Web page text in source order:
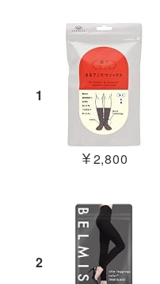
1
￥2,800
2